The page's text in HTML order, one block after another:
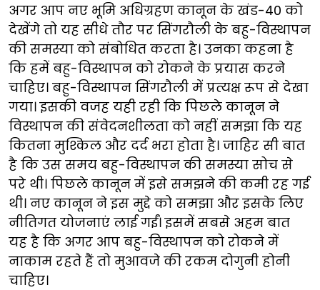
अगर आप नए भूमि अधिग्रहण कानून के खंड-40 को
देखेंगे तो यह सीधे तौर पर सिंगरौली के बहु-विस्थापन
की समस्या को संबोधित करता है। उनका कहना है
कि हमें बहु-विस्थापन को रोकने के प्रयास करने
चाहिए। बहु-विस्थापन सिंगरौली में प्रत्यक्ष रूप से देखा
गया। इसकी वजह यही रही कि पिछले कानून ने
विस्थापन की संवेदनशीलता को नहीं समझा कि यह
कितना मुश्किल और दर्द भरा होता है। जाहिर सी बात
है कि उस समय बहु-विस्थापन की समस्या सोच से
परे थी। पिछले कानून में इसे समझने की कमी रह गई
थी। नए कानून ने इस मुद्दे को समझा और इसके लिए
नीतिगत योजनाएं लाई गईं। इसमें सबसे अहम बात
यह है कि अगर आप बहु-विस्थापन को रोकने में
नाकाम रहते हैं तो मुआवजे की रकम दोगुनी होनी
चाहिए।